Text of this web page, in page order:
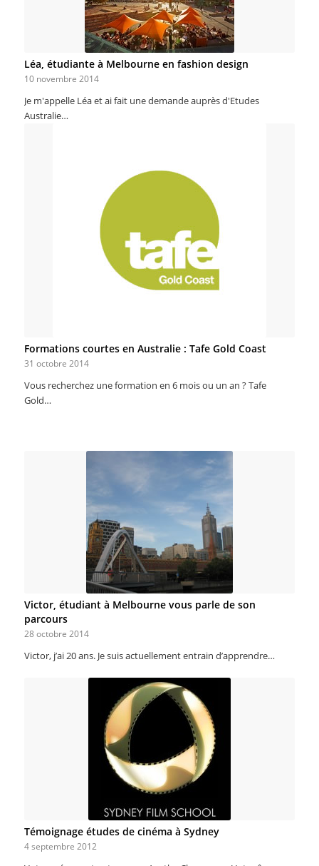
Léa, étudiante à Melbourne en fashion design
10 novembre 2014
Je m'appelle Léa et ai fait une demande auprès d'Etudes
Australie…
Formations courtes en Australie : Tafe Gold Coast
31 octobre 2014
Vous recherchez une formation en 6 mois ou un an ? Tafe
Gold…
Victor, étudiant à Melbourne vous parle de son
parcours
28 octobre 2014
Victor, j’ai 20 ans. Je suis actuellement entrain d’apprendre…
Témoignage études de cinéma à Sydney
4 septembre 2012